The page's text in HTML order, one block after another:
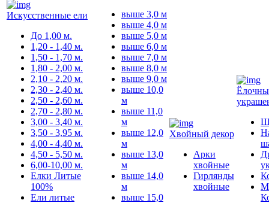
Искусственные ели
До 1,00 м.
1,20 - 1,40 м.
1,50 - 1,70 м.
1,80 - 2,00 м.
2,10 - 2,20 м.
2,30 - 2,40 м.
2,50 - 2,60 м.
2,70 - 2,80 м.
3,00 - 3,40 м.
3,50 - 3,95 м.
4,00 - 4,40 м.
4,50 - 5,50 м.
6,00-10,00 м.
Елки Литые
100%
Ели литые
выше 3,0 м
выше 4,0 м
выше 5,0 м
выше 6,0 м
выше 7,0 м
выше 8,0 м
выше 9,0 м
выше 10,0
м
выше 11,0
м
выше 12,0
м
выше 13,0
м
выше 14,0
м
выше 15,0
Хвойный декор
Арки
хвойные
Гирлянды
хвойные